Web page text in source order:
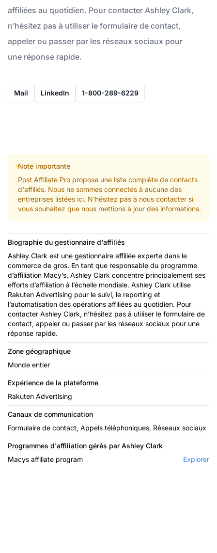
affiliées au quotidien. Pour contacter Ashley Clark,
n’hésitez pas à utiliser le formulaire de contact,
appeler ou passer par les réseaux sociaux pour
une réponse rapide.
Mail LinkedIn 1-800-289-6229
Note importante
Post Affiliate Pro propose une liste complète de contacts
d'affiliés. Nous ne sommes connectés à aucune des
entreprises listées ici. N'hésitez pas à nous contacter si
vous souhaitez que nous mettions à jour des informations.
Biographie du gestionnaire d'affiliés
Ashley Clark est une gestionnaire affiliée experte dans le
commerce de gros. En tant que responsable du programme
d’affiliation Macy’s, Ashley Clark concentre principalement ses
efforts d’affiliation à l’échelle mondiale. Ashley Clark utilise
Rakuten Advertising pour le suivi, le reporting et
l’automatisation des opérations affiliées au quotidien. Pour
contacter Ashley Clark, n’hésitez pas à utiliser le formulaire de
contact, appeler ou passer par les réseaux sociaux pour une
réponse rapide.
Zone géographique
Monde entier
Expérience de la plateforme
Rakuten Advertising
Canaux de communication
Formulaire de contact, Appels téléphoniques, Réseaux sociaux
Programmes d'affiliation gérés par Ashley Clark
Macys affiliate program
Explorer